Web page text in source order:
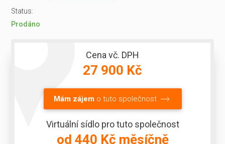
Status:
Prodáno
Cena vč. DPH
27 900 Kč
Mám zájemo tuto společnost
Virtuální sídlo pro tuto společnost
od 440 Kč měsíčně